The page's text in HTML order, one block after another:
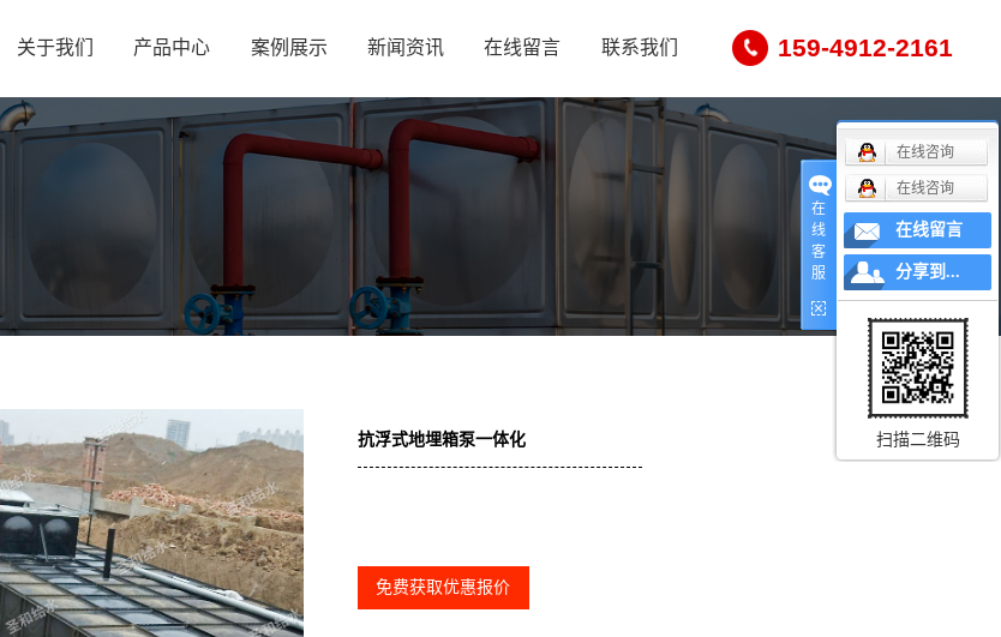
关于我们 产品中心 案例展示 新闻资讯 在线留言 联系我们 159-4912-2161
抗浮式地埋箱泵一体化
免费获取优惠报价
在
线
客
服
在线咨询
在线咨询
在线留言
分享到...
扫描二维码